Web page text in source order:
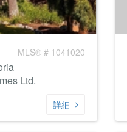
MLS® # 1041020
Ltd.
詳細